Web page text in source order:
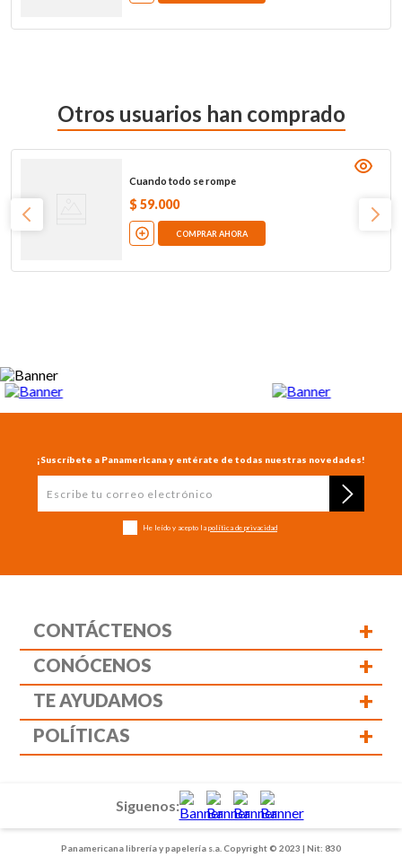
Otros usuarios han comprado
Cuando todo se rompe
$ 59.000
COMPRAR AHORA
¡Suscríbete a Panamericana y entérate de todas nuestras novedades!
He leído y acepto la política de privacidad
CONTÁCTENOS +
CONÓCENOS +
TE AYUDAMOS +
POLÍTICAS +
Panamericana librería y papelería s.a. Copyright © 2023 | Nit: 830
Siguenos: